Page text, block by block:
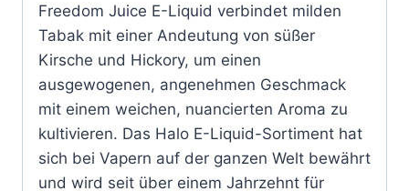
Freedom Juice E-Liquid verbindet milden
Tabak mit einer Andeutung von süßer
Kirsche und Hickory, um einen
ausgewogenen, angenehmen Geschmack
mit einem weichen, nuancierten Aroma zu
kultivieren. Das Halo E-Liquid-Sortiment hat
sich bei Vapern auf der ganzen Welt bewährt
und wird seit über einem Jahrzehnt für